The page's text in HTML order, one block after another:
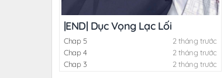
|END| Dục Vọng Lạc Lối
Chap 5
2 tháng trước
Chap 4
2 tháng trước
Chap 3
2 tháng trước